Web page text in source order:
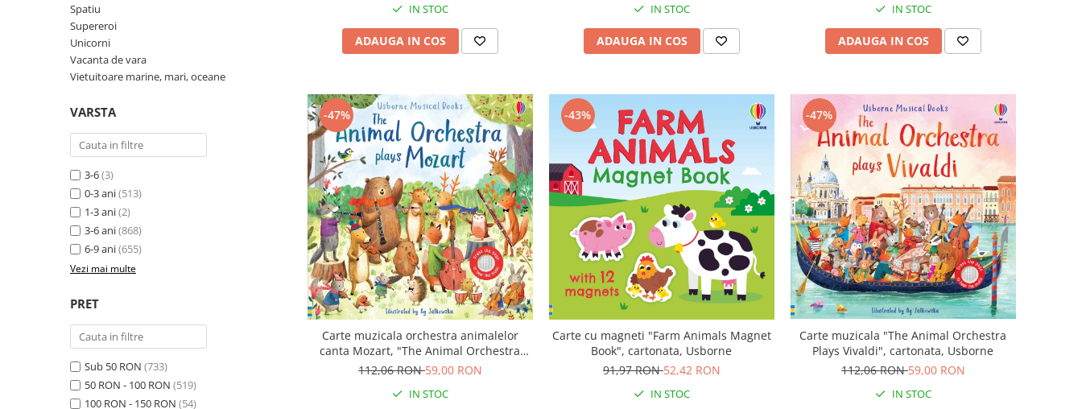
Spatiu
Supereroi
Unicorni
Vacanta de vara
Vietuitoare marine, mari, oceane
VARSTA
3-6(3)
0-3 ani(513)
1-3 ani(2)
3-6 ani(868)
6-9 ani(655)
Vezi mai multe
PRET
Sub 50 RON (733)
50 RON - 100 RON (519)
100 RON - 150 RON (54)
IN STOC
ADAUGA IN COS
IN STOC
ADAUGA IN COS
IN STOC
ADAUGA IN COS
-47%
Carte muzicala orchestra animalelor
canta Mozart, "The Animal Orchestra
Plays Mozart", cartonata, Usborne
112,06 RON59,00 RON
IN STOC
-43%
Carte cu magneti "Farm Animals Magnet
Book", cartonata, Usborne
91,97 RON52,42 RON
IN STOC
-47%
Carte muzicala "The Animal Orchestra
Plays Vivaldi", cartonata, Usborne
112,06 RON59,00 RON
IN STOC